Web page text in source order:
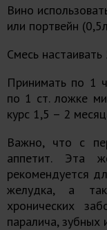
Вино
или портвейн
Смесь настаивать
Принимать по 1
по 1 ст. ложке
курс 1,5 – 2
Важно, что с
аппетит. Эта
рекомендуется
желудка, а
хронических
паралича, зубных